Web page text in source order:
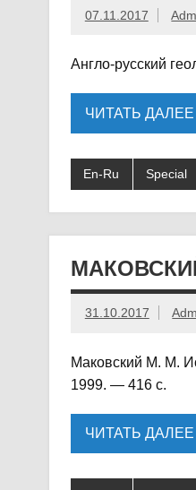
07.11.2017
Англо-русский
ЧИТАТЬ ДАЛЕЕ
En-Ru Special
31.10.2017
Маковский М. М.
1999. — 416 с.
ЧИТАТЬ ДАЛЕЕ